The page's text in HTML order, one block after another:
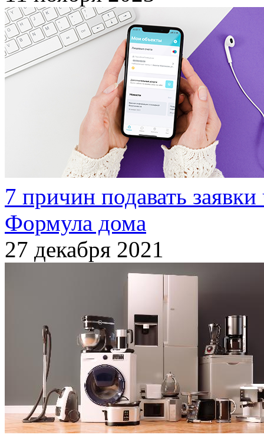
7 причин подавать
Формула дома
27 декабря 2021